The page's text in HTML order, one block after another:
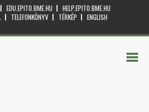
EDU.EPITO.BME.HU
HELP.EPITO.BME.HU
TELEFONKÖNYV TÉRKÉP
ENGLISH